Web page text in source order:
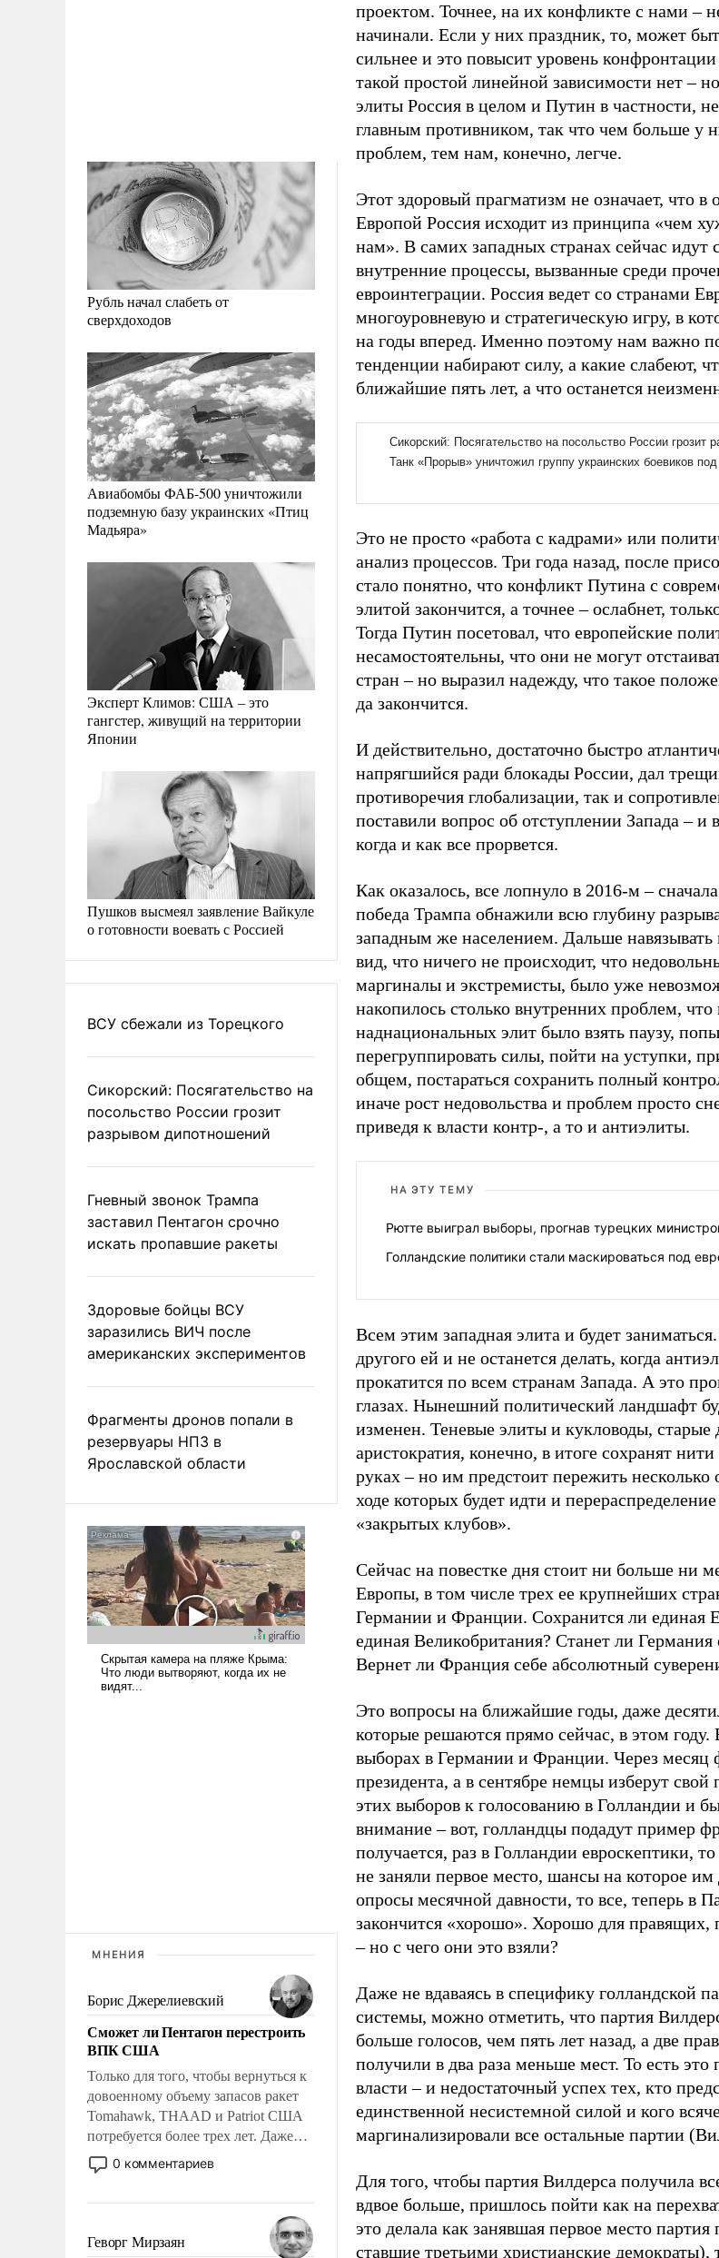
Рубль начал слабеть от
сверхдоходов
Авиабомбы ФАБ-500 уничтожили
подземную базу украинских «Птиц
Мадьяра»
Эксперт Климов: США – это
гангстер, живущий на территории
Японии
Пушков высмеял заявление Вайкуле
о готовности воевать с Россией
ВСУ сбежали из Торецкого
Сикорский: Посягательство на
посольство России грозит
разрывом дипотношений
Гневный звонок Трампа
заставил Пентагон срочно
искать пропавшие ракеты
Здоровые бойцы ВСУ
заразились ВИЧ после
американских экспериментов
Фрагменты дронов попали в
резервуары НПЗ в
Ярославской области
МНЕНИЯ
Борис Джерелиевский
Сможет ли Пентагон перестроить
ВПК США
Только для того, чтобы вернуться к
довоенному объему запасов ракет
Tomahawk, THAAD и Patriot США
потребуется более трех лет. Даже
небольшая война с Ираном
опустошила американские
уязвимости США, например, перед
0 комментариев
Геворг Мирзаян
проектом. Точнее, на их конфликте с нами –
начинали. Если у них праздник, то, может
сильнее и это повысит уровень
такой простой линейной зависимости нет –
элиты Россия в целом и Путин в частности,
главным противником, так что чем больше у
проблем, тем нам, конечно, легче.
Этот здоровый прагматизм не означает, что
Европой Россия исходит из принципа «чем
нам». В самих западных странах сейчас
внутренние процессы, вызванные среди
евроинтеграции. Россия ведет со странами
многоуровневую и стратегическую игру, в
на годы вперед. Именно поэтому нам важно
тенденции набирают силу, а какие слабеют,
ближайшие пять лет, а что останется
Это не просто «работа с кадрами» или
анализ процессов. Три года назад, после
стало понятно, что конфликт Путина с
элитой закончится, а точнее – ослабнет,
Тогда Путин посетовал, что европейские
несамостоятельны, что они не могут
стран – но выразил надежду, что такое
да закончится.
И действительно, достаточно быстро
напрягшийся ради блокады России, дал
противоречия глобализации, так и
поставили вопрос об отступлении Запада –
когда и как все прорвется.
Как оказалось, все лопнуло в 2016-м –
победа Трампа обнажили всю глубину
западным же населением. Дальше навязывать
вид, что ничего не происходит, что
маргиналы и экстремисты, было уже
накопилось столько внутренних проблем, что
наднациональных элит было взять паузу,
перегруппировать силы, пойти на уступки,
общем, постараться сохранить полный
иначе рост недовольства и проблем просто
приведя к власти контр-, а то и антиэлиты.
НА ЭТУ ТЕМУ
Рютте выиграл выборы, прогнав турецких
Голландские политики стали маскироваться под
Всем этим западная элита и будет
другого ей и не останется делать, когда
прокатится по всем странам Запада. А это
глазах. Нынешний политический ландшафт
изменен. Теневые элиты и кукловоды, старые
аристократия, конечно, в итоге сохранят
руках – но им предстоит пережить несколько
ходе которых будет идти и
«закрытых клубов».
Сейчас на повестке дня стоит ни больше ни
Европы, в том числе трех ее крупнейших
Германии и Франции. Сохранится ли единая
единая Великобритания? Станет ли
Вернет ли Франция себе абсолютный
Это вопросы на ближайшие годы, даже
которые решаются прямо сейчас, в этом году.
выборах в Германии и Франции. Через месяц
президента, а в сентябре немцы изберут
этих выборов к голосованию в Голландии и
внимание – вот, голландцы подадут пример
получается, раз в Голландии евроскептики,
не заняли первое место, шансы на которое им
опросы месячной давности, то все, теперь в
закончится «хорошо». Хорошо для правящих,
– но с чего они это взяли?
Даже не вдаваясь в специфику голландской
системы, можно отметить, что партия
больше голосов, чем пять лет назад, а две
получили в два раза меньше мест. То есть это
власти – и недостаточный успех тех, кто
единственной несистемной силой и кого
маргинализировали все остальные партии
Для того, чтобы партия Вилдерса получила
вдвое больше, пришлось пойти как на
это делала как занявшая первое место
ставшие третьими христианские демократы),